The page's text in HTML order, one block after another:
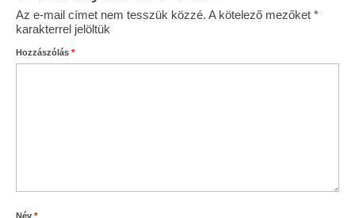
Az e-mail címet nem tesszük közzé. A kötelező mezőket *
karakterrel jelöltük
Hozzászólás *
Név *